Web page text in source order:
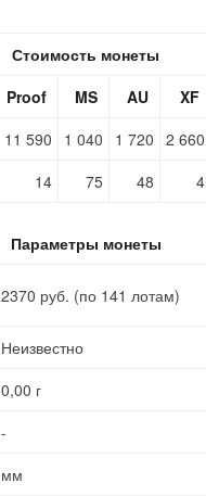
Стоимость монеты
Proof MS AU XF
11 590 1 040 1 720 2 660
14 75 48 4
Параметры монеты
2370 руб. (по 141 лотам)
Неизвестно
0,00 г
-
мм